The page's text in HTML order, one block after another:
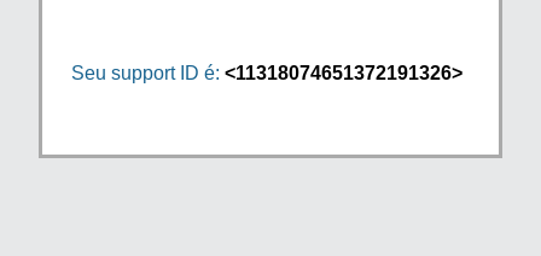
Seu support ID é: <11318074651372191326>